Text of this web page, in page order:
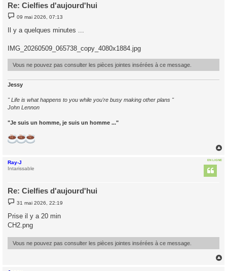
Re: Cielfies d'aujourd'hui
M
s
g
e
09 mai 2026, 07:13
Il y a quelques minutes ...
IMG_20260509_065738_copy_4080x1884.jpg
Vous ne pouvez pas consulter les pièces jointes insérées à ce message.
Jessy
" Life is what happens to you while you're busy making other plans "
John Lennon
"Je suis un homme, je suis un homme ..."
EN LIGNE
Ray-J
Intarissable
Re: Cielfies d'aujourd'hui
M
e
s
s
a
e
31 mai 2026, 22:19
Prise il y a 20 min
CH2.png
Vous ne pouvez pas consulter les pièces jointes insérées à ce message.